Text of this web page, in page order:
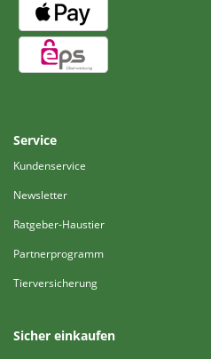
Service
Kundenservice
Newsletter
Ratgeber-Haustier
Partnerprogramm
Tierversicherung
Sicher einkaufen